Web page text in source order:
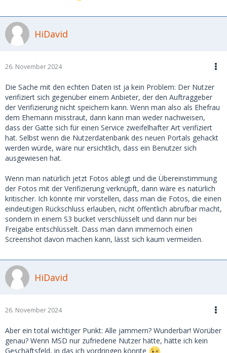
HiDavid
26. November 2024
Die Sache mit den echten Daten ist ja kein Problem: Der Nutzer
verifiziert sich gegenüber einem Anbieter, der den Auftraggeber
der Verifizierung nicht speichern kann. Wenn man also als Ehefrau
dem Ehemann misstraut, dann kann man weder nachweisen,
dass der Gatte sich für einen Service zweifelhafter Art verifiziert
hat. Selbst wenn die Nutzerdatenbank des neuen Portals gehackt
werden würde, wäre nur ersichtlich, dass ein Benutzer sich
ausgewiesen hat.
Wenn man natürlich jetzt Fotos ablegt und die Übereinstimmung
der Fotos mit der Verifizierung verknüpft, dann wäre es natürlich
kritischer. Ich könnte mir vorstellen, dass man die Fotos, die einen
eindeutigen Rückschluss erlauben, nicht öffentlich abrufbar macht,
sondern in einem S3 bucket verschlüsselt und dann nur bei
Freigabe entschlüsselt. Dass man dann immernoch einen
Screenshot davon machen kann, lässt sich kaum vermeiden.
HiDavid
26. November 2024
Aber ein total wichtiger Punkt: Alle jammern? Wunderbar! Worüber
genau? Wenn MSD nur zufriedene Nutzer hätte, hätte ich kein
Geschäftsfeld, in das ich vordringen könnte